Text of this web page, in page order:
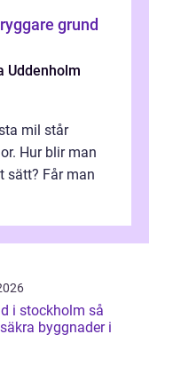
Uddenholm
mil står
Hur blir man
sätt? Får man
i stockholm så
byggnader i